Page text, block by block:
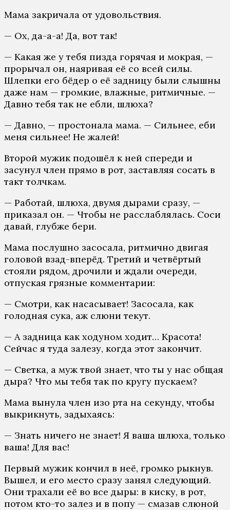
Мама закричала от удовольствия.
— Ох, да-а-а! Да, вот так!
— Какая же у тебя пизда горячая и мокрая, —
прорычал он, наяривая её со всей силы.
Шлепки его бёдер о её задницу были слышны
даже нам — громкие, влажные, ритмичные. —
Давно тебя так не ебли, шлюха?
— Давно, — простонала мама. — Сильнее, еби
меня сильнее! Не жалей!
Второй мужик подошёл к ней спереди и
засунул член прямо в рот, заставляя сосать в
такт толчкам.
— Работай, шлюха, двумя дырами сразу, —
приказал он. — Чтобы не расслаблялась. Соси
давай, глубже бери.
Мама послушно засосала, ритмично двигая
головой взад-вперёд. Третий и четвёртый
стояли рядом, дрочили и ждали очереди,
отпуская грязные комментарии:
— Смотри, как насасывает! Засосала, как
голодная сука, аж слюни текут.
— А задница как ходуном ходит… Красота!
Сейчас я туда залезу, когда этот закончит.
— Светка, а муж твой знает, что ты у нас общая
дыра? Что мы тебя так по кругу пускаем?
Мама вынула член изо рта на секунду, чтобы
выкрикнуть, задыхаясь:
— Знать ничего не знает! Я ваша шлюха, только
ваша! Для вас!
Первый мужик кончил в неё, громко рыкнув.
Вышел, и его место сразу занял следующий.
Они трахали её во все дыры: в киску, в рот,
потом кто-то залез и в попу — смазав слюной